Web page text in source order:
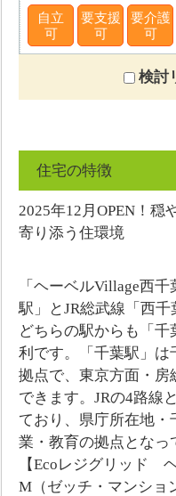
自立
可
要支援
可
要介護
可
検討
住宅の特徴
2025年12月OPEN！
寄り添う住環境
「ヘーベルVillage西
駅」とJR総武線「西千
どちらの駅からも「
利です。「千葉駅」
拠点で、東京方面・房
できます。JRの4路線
ており、県庁所在地
業・教育の拠点となっ
【Ecoレジグリッド
M（ゼッチ・マンショ